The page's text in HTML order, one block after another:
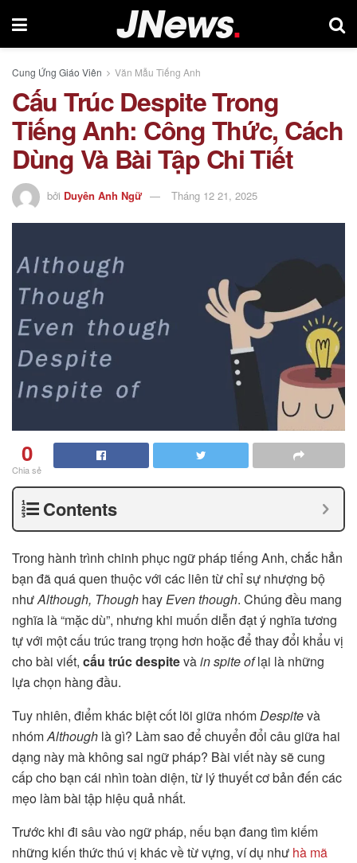
Cung Ứng Giáo Viên Văn Mẫu Tiếng Anh
Cấu Trúc Despite Trong
Tiếng Anh: Công Thức, Cách
Dùng Và Bài Tập Chi Tiết
bởi Duyên Anh Ngữ Tháng 12 21, 2025
0
Chia sẻ
Contents
Trong hành trình chinh phục ngữ pháp tiếng Anh, chắc hẳn
bạn đã quá quen thuộc với các liên từ chỉ sự nhượng bộ
nhưAlthough, Though hayEven though. Chúng đều mang
nghĩa là “mặc dù”, nhưng khi muốn diễn đạt ý nghĩa tương
tự với một cấu trúc trang trọng hơn hoặc để thay đổi khẩu vị
cho bài viết, cấu trúc despitevàin spite oflại là những
lựa chọn hàng đầu.
Tuy nhiên, điểm khác biệt cốt lõi giữa nhómDespitevà
nhómAlthough là gì? Làm sao để chuyển đổi câu giữa hai
dạng này mà không sai ngữ pháp? Bài viết này sẽ cung
cấp cho bạn cái nhìn toàn diện, từ lý thuyết cơ bản đến các
mẹo làm bài tập hiệu quả nhất.
Trước khi đi sâu vào ngữ pháp, nếu bạn đang tìm kiếm
những kiến thức thú vị khác về từ vựng, ví dụ như hà mã